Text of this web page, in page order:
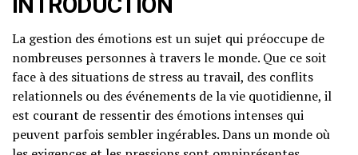
La gestion des émotions est un sujet qui préoccupe de
nombreuses personnes à travers le monde. Que ce soit
face à des situations de stress au travail, des conflits
relationnels ou des événements de la vie quotidienne, il
est courant de ressentir des émotions intenses qui
peuvent parfois sembler ingérables. Dans un monde où